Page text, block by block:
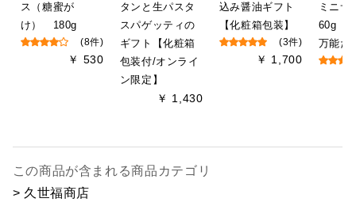
ス（糖蜜が
け） 180g
(8件)
￥ 530
タンと生パスタ
スパゲッティの
ギフト【化粧箱
包装付/オンライ
ン限定】
￥ 1,430
込み醤油ギフト
【化粧箱包装】
(3件)
￥ 1,700
ミニ
60g（
万能だ
この商品が含まれる商品カテゴリ
> 久世福商店